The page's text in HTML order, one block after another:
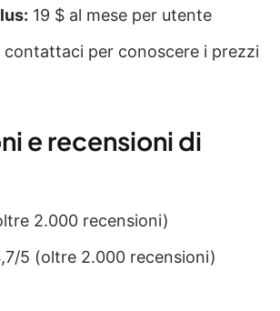
19 $ al mese per utente
contattaci per conoscere i prezzi
e recensioni di
2.000 recensioni)
5 (oltre 2.000 recensioni)